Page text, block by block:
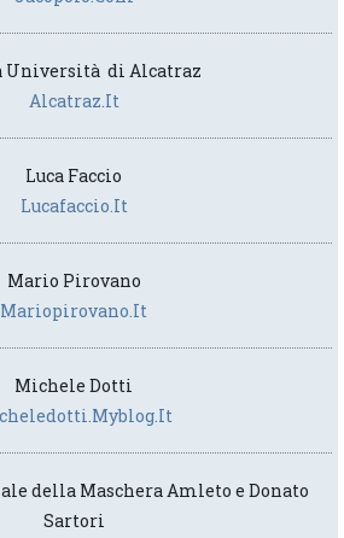
Università di Alcatraz
Alcatraz.it
Luca Faccio
Lucafaccio.it
Mario Pirovano
Mariopirovano.it
Michele Dotti
della Maschera Amleto e Donato
Sartori